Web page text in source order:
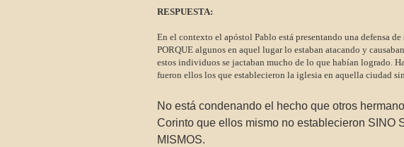
RESPUESTA:
En el contexto el apóstol Pablo está presentando una defensa
PORQUE algunos en aquel lugar lo estaban atacando y
estos individuos se jactaban mucho de lo que habían logrado.
fueron ellos los que establecieron la iglesia en aquella ciudad
No está condenando el hecho que otros
Corinto que ellos mismo no establecieron SINO
MISMOS.